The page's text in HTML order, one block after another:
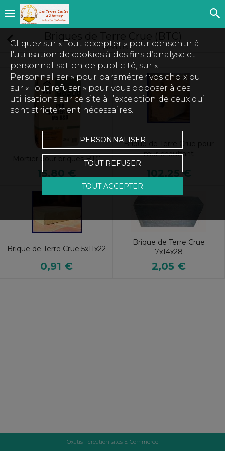
4 produits
Mortier pour briques BTC
15,80 €
Brique de Terre Crue pour
mur chauffant
102,25 €
Brique de Terre Crue 5x11x22
0,91 €
Brique de Terre Crue
7x14x28
2,05 €
Cliquez sur « Tout accepter » pour consentir à
l'utilisation de cookies à des fins d’analyse et
personnalisation de publicité, sur «
Personnaliser » pour paramétrer vos choix ou
sur « Tout refuser » pour vous opposer à ces
utilisations sur ce site à l’exception de ceux qui
sont strictement nécessaires.
PERSONNALISER
TOUT REFUSER
TOUT ACCEPTER
Oxatis - création sites E-Commerce